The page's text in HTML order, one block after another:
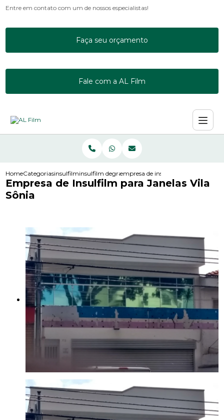
Entre em contato com um de nossos especialistas!
Faça seu orçamento
Fale com a AL Film
HomeCategoriasinsulfilminsulfilm degradeempresa de insulfilm para janelas
Empresa de Insulfilm para Janelas Vila
Sônia